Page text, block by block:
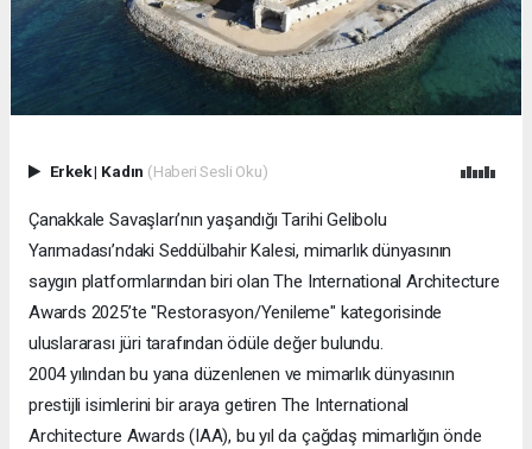
Erkek| Kadın (Haberi Sesli Oku)
Çanakkale Savaşları’nın yaşandığı Tarihi Gelibolu
Yarımadası’ndaki Seddülbahir Kalesi, mimarlık dünyasının
saygın platformlarından biri olan The International Architecture
Awards 2025’te "Restorasyon/Yenileme" kategorisinde
uluslararası jüri tarafından ödüle değer bulundu.
2004 yılından bu yana düzenlenen ve mimarlık dünyasının
prestijli isimlerini bir araya getiren The International
Architecture Awards (IAA), bu yıl da çağdaş mimarlığın önde